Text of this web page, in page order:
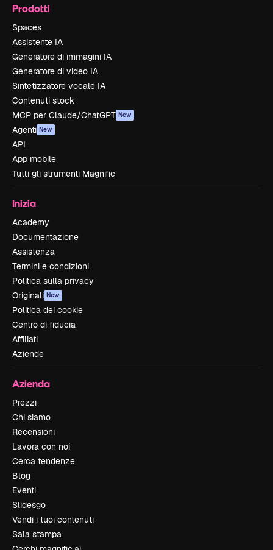
Prodotti
Spaces
Assistente IA
Generatore di immagini IA
Generatore di video IA
Sintetizzatore vocale IA
Contenuti stock
MCP per Claude/ChatGPT New
Agenti New
API
App mobile
Tutti gli strumenti Magnific
Inizia
Academy
Documentazione
Assistenza
Termini e condizioni
Politica sulla privacy
Originali New
Politica dei cookie
Centro di fiducia
Affiliati
Aziende
Azienda
Prezzi
Chi siamo
Recensioni
Lavora con noi
Cerca tendenze
Blog
Eventi
Slidesgo
Vendi i tuoi contenuti
Sala stampa